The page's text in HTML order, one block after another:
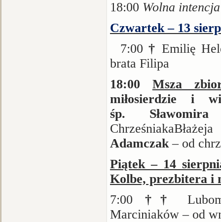
18:00 Wolna intencja
Czwartek – 13
7:00 †Emilię
brata Filipa
18:00 Msza
miłosierdzie i
śp.
Chrześniaka
Adamczak– od
Piątek – 14
Kolbe, prezbitera i
7:00 ††
Marciniaków – od